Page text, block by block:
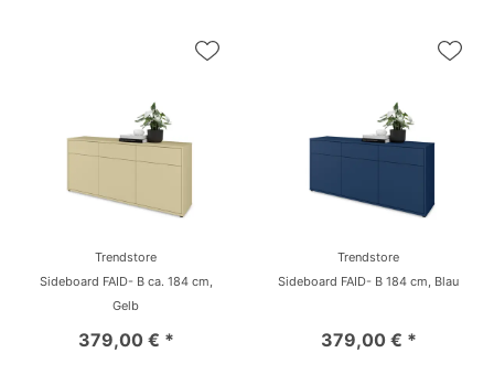
Trendstore
Sideboard FAID- B ca. 184 cm,
Gelb
379,00 € *
Trendstore
Sideboard FAID- B 184 cm, Blau
379,00 € *